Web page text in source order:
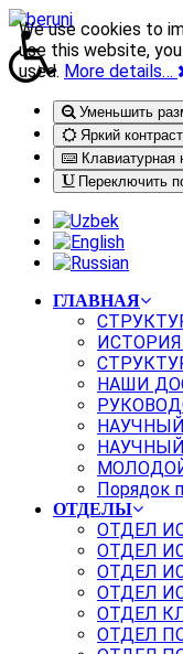
Уменьшить
Яркий контраст
Клавиатурная
Переключить
ГЛАВНАЯ
НАШИ
Порядок
ОТДЕЛЫ
ОТДЕЛ
ОТДЕЛ
ОТДЕЛ
ОТДЕЛ
ОТДЕЛ
ОТДЕЛ
We use cookies to
use this website,
used. More details…